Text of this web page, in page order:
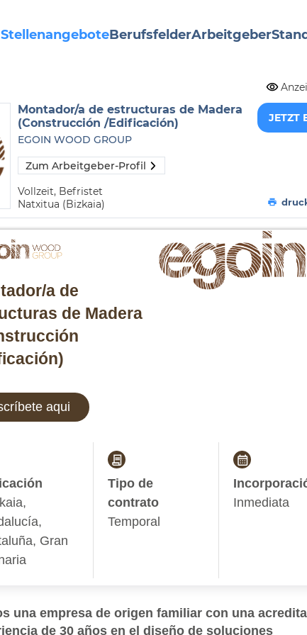
StellenangeboteBerufsfelderArbeitgeber
Montador/a de estructuras de Madera
(Construcción /Edificación)
EGOIN WOOD GROUP
Zum Arbeitgeber-Profil
Vollzeit, Befristet
Natxitua (Bizkaia)
JETZT